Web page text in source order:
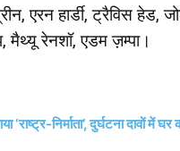
एरन हार्डी, ट्रैविस हेड,
मैथ्यू रेनशॉ, एडम ज़म्पा।
‘राष्ट्र-निर्माता’, दुर्घटना